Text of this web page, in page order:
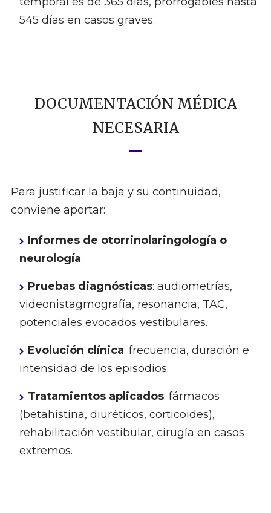
545 días en casos graves.
DOCUMENTACIÓN MÉDICA
NECESARIA
Para justificar la baja y su continuidad,
conviene aportar:
Informes de otorrinolaringología o
neurología.
Pruebas diagnósticas: audiometrías,
videonistagmografía, resonancia, TAC,
potenciales evocados vestibulares.
Evolución clínica: frecuencia, duración e
intensidad de los episodios.
Tratamientos aplicados: fármacos
(betahistina, diuréticos, corticoides),
rehabilitación vestibular, cirugía en casos
extremos.